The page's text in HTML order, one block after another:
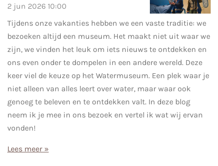
2 jun 2026 10:00
Tijdens onze vakanties hebben we een vaste traditie: we
bezoeken altijd een museum. Het maakt niet uit waar we
zijn, we vinden het leuk om iets nieuws te ontdekken en
ons even onder te dompelen in een andere wereld. Deze
keer viel de keuze op het Watermuseum. Een plek waar je
niet alleen van alles leert over water, maar waar ook
genoeg te beleven en te ontdekken valt. In deze blog
neem ik je mee in ons bezoek en vertel ik wat wij ervan
vonden!
Lees meer »